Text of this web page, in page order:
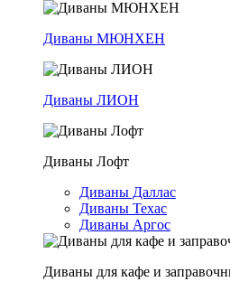
Диваны МЮНХЕН
Диваны ЛИОН
Диваны Лофт
Диваны Даллас
Диваны Техас
Диваны Аргос
Диваны для кафе и